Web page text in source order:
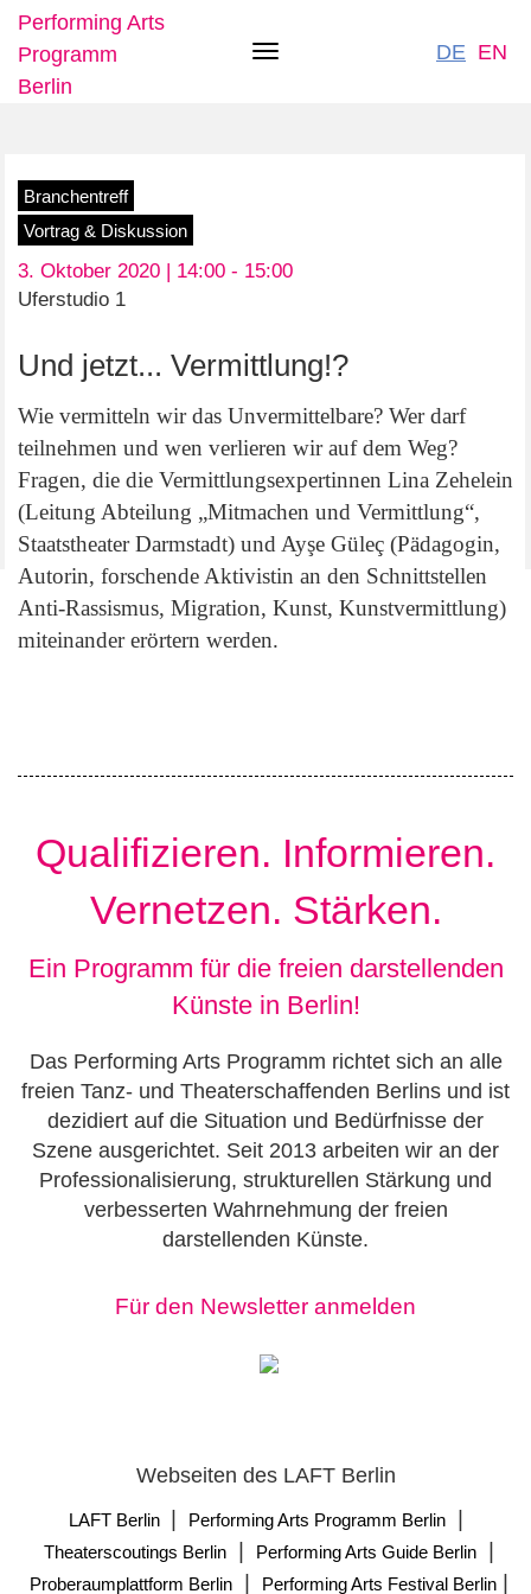
Direkt
zum
Inhalt
Toggle
Performing Arts
Programm
Berlin
DE EN
Branchentreff
Vortrag & Diskussion
3. Oktober 2020 | 14:00 - 15:00
Uferstudio 1
Und jetzt... Vermittlung!?
Wie vermitteln wir das Unvermittelbare? Wer darf
teilnehmen und wen verlieren wir auf dem Weg?
Fragen, die die Vermittlungsexpertinnen Lina Zehelein
(Leitung Abteilung „Mitmachen und Vermittlung“,
Staatstheater Darmstadt) und Ayşe Güleç (Pädagogin,
Autorin, forschende Aktivistin an den Schnittstellen
Anti-Rassismus, Migration, Kunst, Kunstvermittlung)
miteinander erörtern werden.
Qualifizieren. Informieren.
Vernetzen. Stärken.
Ein Programm für die freien darstellenden
Künste in Berlin!
Das Performing Arts Programm richtet sich an alle
freien Tanz- und Theaterschaffenden Berlins und ist
dezidiert auf die Situation und Bedürfnisse der
Szene ausgerichtet. Seit 2013 arbeiten wir an der
Professionalisierung, strukturellen Stärkung und
verbesserten Wahrnehmung der freien
darstellenden Künste.
Für den Newsletter anmelden
Webseiten des LAFT Berlin
LAFT Berlin Performing Arts Programm Berlin|
Theaterscoutings Berlin| Performing Arts Guide Berlin|
Proberaumplattform Berlin| Performing Arts Festival Berlin|